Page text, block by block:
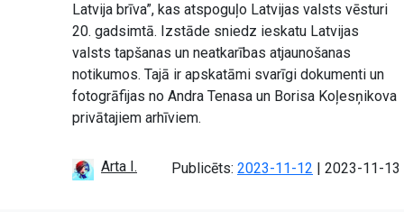
Latvija brīva”, kas atspoguļo Latvijas valsts vēsturi
20. gadsimtā. Izstāde sniedz ieskatu Latvijas
valsts tapšanas un neatkarības atjaunošanas
notikumos. Tajā ir apskatāmi svarīgi dokumenti un
fotogrāfijas no Andra Tenasa un Borisa Koļesņikova
privātajiem arhīviem.
Arta I. Publicēts: 2023-11-12 Atjaunots:
2023-11-13